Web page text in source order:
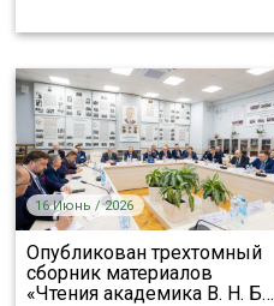
16 Июнь / 2026
Опубликован трехтомный
сборник материалов
«Чтения академика В. Н. Б…